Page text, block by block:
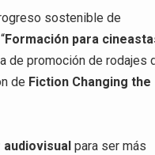
sostenible de
“Formación para
de promoción de rodajes
de Fiction Changing the
audiovisualpara ser más